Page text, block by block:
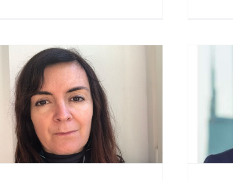
INTERVISTA CON EMANUELE
RIVA – Vice Direttore Generale
Accredia e Presidente IAF